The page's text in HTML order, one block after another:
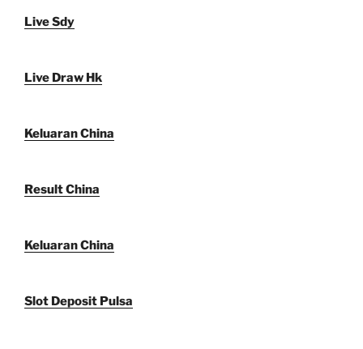
Live Sdy
Live Draw Hk
Keluaran China
Result China
Keluaran China
Slot Deposit Pulsa